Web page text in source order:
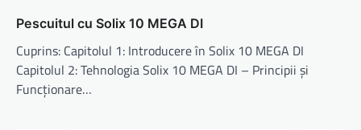
Pescuitul cu Solix 10 MEGA DI
Cuprins: Capitolul 1: Introducere în Solix 10 MEGA DI
Capitolul 2: Tehnologia Solix 10 MEGA DI – Principii și
Funcționare…